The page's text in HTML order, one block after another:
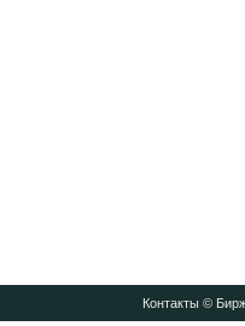
Контакты ©